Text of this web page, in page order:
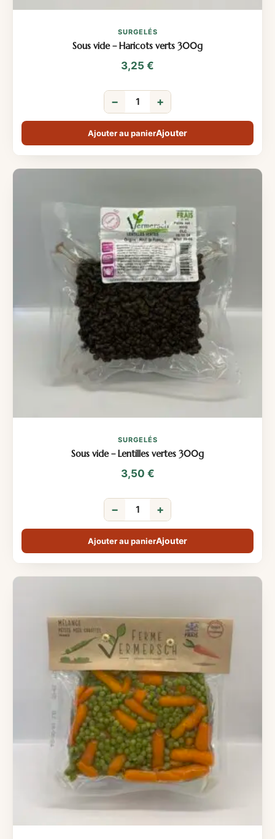
SURGELÉS
Sous vide – Haricots verts 300g
3,25 €
− +
Ajouter au panier
SURGELÉS
Sous vide – Lentilles vertes 300g
3,50 €
− +
Ajouter au panier